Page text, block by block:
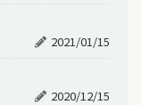
2021/01/15
2020/12/15